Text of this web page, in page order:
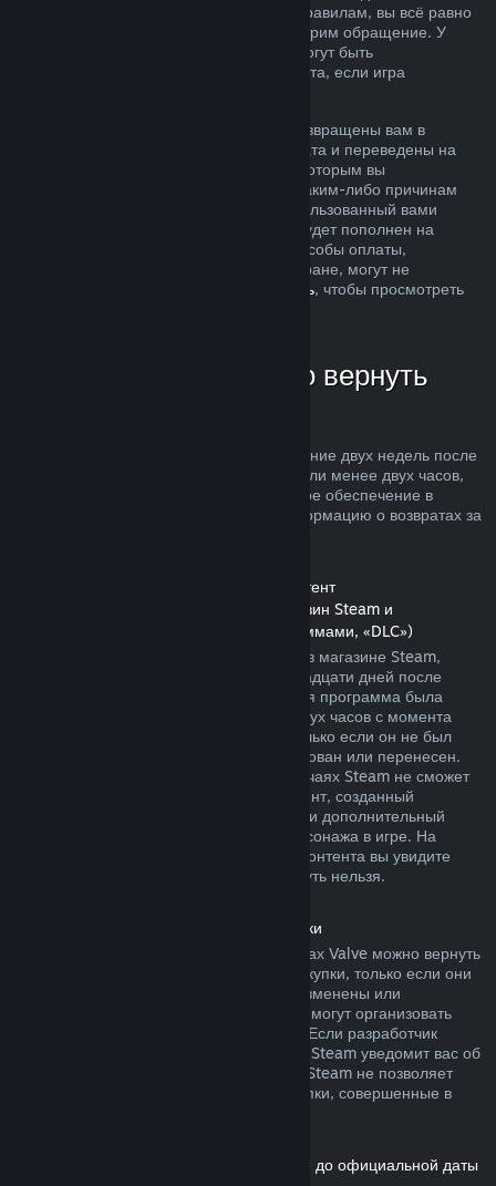
ситуация не соответствует описанным правилам, вы всё равно
можете запросить возврат, и мы рассмотрим обращение. У
пользователей из некоторых регионов могут быть
дополнительные права на запрос возврата, если игра
Средства за покупку будут полностью возвращены вам в
течение недели после одобрения возврата и переведены на
кошелек Steam или тот способ оплаты, которым вы
воспользовались при покупке. Если по каким-либо причинам
Steam не сможет вернуть деньги на использованный вами
способ оплаты, то ваш кошелек Steam будет пополнен на
соответствующую сумму (некоторые способы оплаты,
доступные в магазине Steam в вашей стране, могут не
нажмите здесь, чтобы просмотреть
В каких случаях можно вернуть
Возможность осуществить возврат в течение двух недель после
покупки за продукты, в которых вы провели менее двух часов,
распространяется на игры и программное обеспечение в
магазине Steam. Далее вы найдете информацию о возвратах за
Возврат средств за дополнительный контент
(контент, распространяемый через магазин Steam и
используемый другими играми и программами, «DLC»)
За дополнительный контент, купленный в магазине Steam,
можно вернуть деньги в течение четырнадцати дней после
покупки, если соответствующая основная программа была
использована в течение не более чем двух часов с момента
покупки дополнительного контента, и только если он не был
безвозвратно израсходован, модифицирован или перенесен.
Пожалуйста, учтите, что в некоторых случаях Steam не сможет
вернуть деньги за дополнительный контент, созданный
сторонними компаниями, например, если дополнительный
контент навсегда повышает уровень персонажа в игре. На
страницах подобного дополнительного контента вы увидите
уведомление, что средства за него вернуть нельзя.
Возврат средств за внутриигровые покупки
Средства за внутриигровые товары в играх Valve можно вернуть
в течение сорока восьми часов после покупки, только если они
не были безвозвратно израсходованы, изменены или
перенесены. Другие разработчики также могут организовать
возвраты подобного рода в своих играх. Если разработчик
позволяет вернуть деньги за эти товары, Steam уведомит вас об
этом при покупке. В остальных случаях, Steam не позволяет
вернуть средства за внутриигровые покупки, совершенные в
Возврат средств за игры, приобретённые до официальной даты